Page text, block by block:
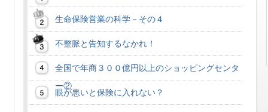
生命保険営業の科学－その４
不整脈と告知するなかれ！
全国で年商３００億円以上のショッピングセンタ
ー②
眼が悪いと保険に入れない？